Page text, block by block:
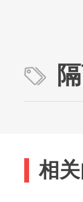
相